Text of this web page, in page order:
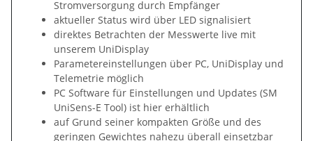
Stromversorgung durch Empfänger
aktueller Status wird über LED signalisiert
direktes Betrachten der Messwerte live mit
unserem UniDisplay
Parametereinstellungen über PC, UniDisplay und
Telemetrie möglich
PC Software für Einstellungen und Updates (SM
UniSens-E Tool) ist hier erhältlich
auf Grund seiner kompakten Größe und des
geringen Gewichtes nahezu überall einsetzbar